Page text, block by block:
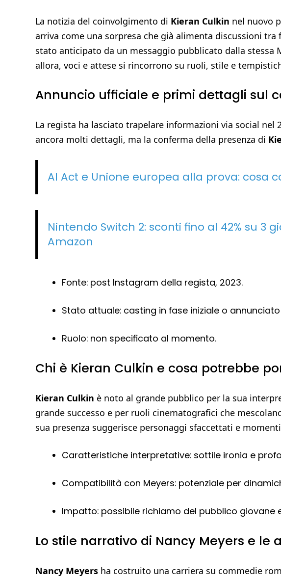
La notizia del coinvolgimento di Kieran Culkin nel nuovo
arriva come una sorpresa che già alimenta discussioni tra
stato anticipato da un messaggio pubblicato dalla stessa
allora, voci e attese si rincorrono su ruoli, stile e
Annuncio ufficiale e primi dettagli sul
La regista ha lasciato trapelare informazioni via social nel
ancora molti dettagli, ma la conferma della presenza di
AI Act e Unione europea alla prova: cosa
Nintendo Switch 2: sconti fino al 42% su 3
Amazon
Fonte: post Instagram della regista, 2023.
Stato attuale: casting in fase iniziale o
Ruolo: non specificato al momento.
Chi è Kieran Culkin e cosa potrebbe
Kieran Culkin è noto al grande pubblico per la sua
grande successo e per ruoli cinematografici che
sua presenza suggerisce personaggi sfaccettati e
Caratteristiche interpretative: sottile ironia e
Compatibilità con Meyers: potenziale per
Impatto: possibile richiamo del pubblico giovane
Lo stile narrativo di Nancy Meyers e le
Nancy Meyers ha costruito una carriera su commedie